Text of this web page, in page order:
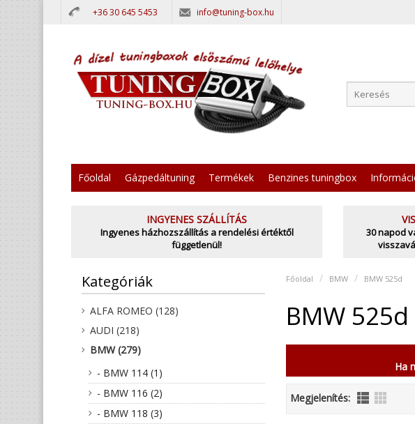
+36 30 645 5453 info@tuning-box.hu
Főoldal Gázpedáltuning Termékek Benzines tuningbox
INGYENES SZÁLLÍTÁS
Ingyenes házhozszállítás a rendelési értéktől
függetlenül!
30 napod
Kategóriák
ALFA ROMEO (128)
AUDI (218)
BMW (279)
- BMW 114 (1)
- BMW 116 (2)
- BMW 118 (3)
Főoldal BMW BMW 525d
BMW
Ha
Megjelenítés: